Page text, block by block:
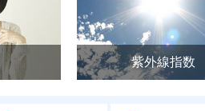
紫外線指数